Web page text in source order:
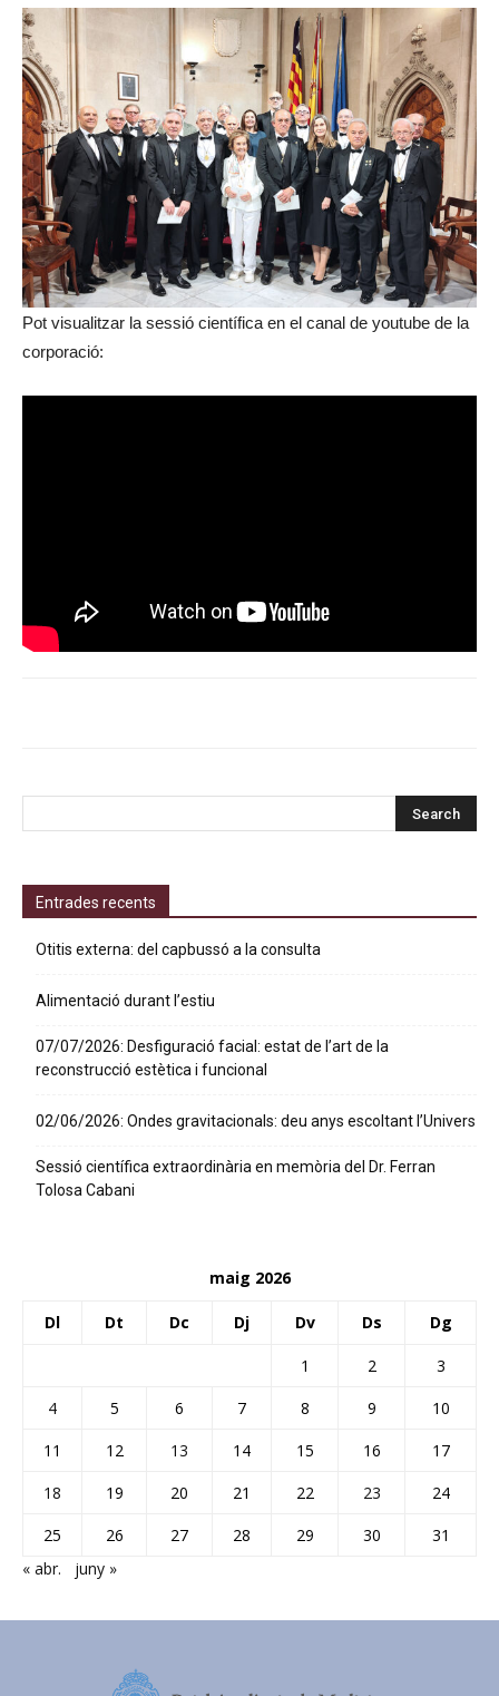
Pot visualitzar la sessió científica en el canal de youtube de la
corporació:
Entrades recents
Otitis externa: del capbussó a la consulta
Alimentació durant l’estiu
07/07/2026: Desfiguració facial: estat de l’art de la
reconstrucció estètica i funcional
02/06/2026: Ondes gravitacionals: deu anys escoltant l’Univers
Sessió científica extraordinària en memòria del Dr. Ferran
Tolosa Cabani
maig 2026
Dl Dt Dc Dj Dv Ds Dg
1 2
3
4
5 6 7 8 9
10
11
12 13 14 15 16
17
18
19 20 21 22 23
24
25
26 27 28 29 30
31
« abr.
juny »